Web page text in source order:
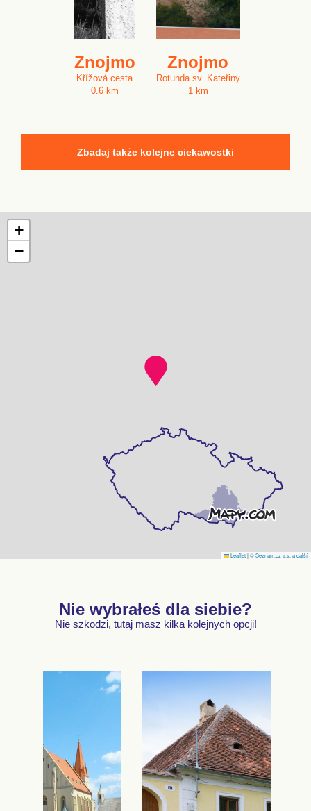
Znojmo
Křížová cesta
0.6 km
Znojmo
Rotunda sv. Kateřiny
1 km
Zbadaj także kolejne ciekawostki
+
−
Leaflet|© Seznam.cz a.s. a další
Nie wybrałeś dla siebie?
Nie szkodzi, tutaj masz kilka kolejnych opcji!